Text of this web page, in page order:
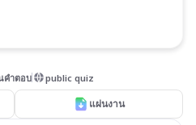
คำตอบ public quiz
แผ่นงาน